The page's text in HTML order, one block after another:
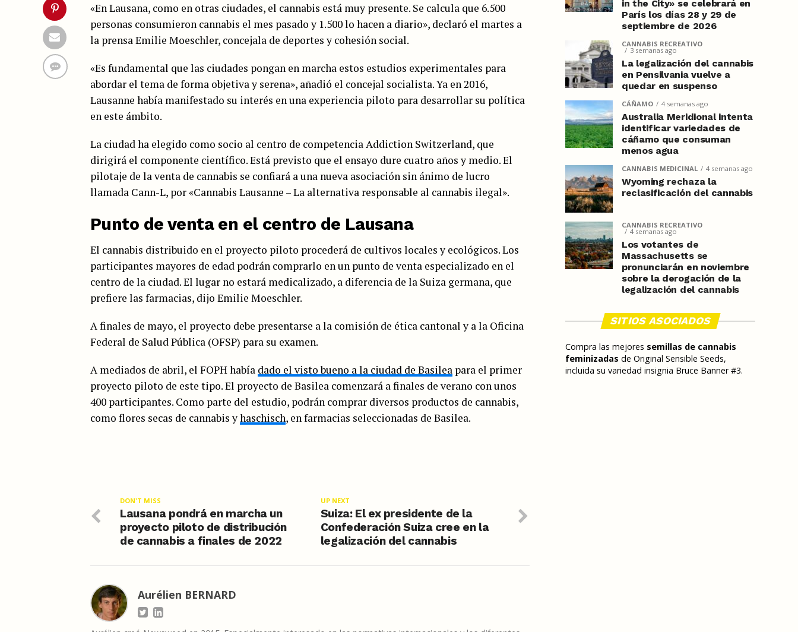
«En Lausana, como en otras ciudades, el cannabis está muy presente. Se calcula que 6.500
personas consumieron cannabis el mes pasado y 1.500 lo hacen a diario», declaró el martes a
la prensa Emilie Moeschler, concejala de deportes y cohesión social.
«Es fundamental que las ciudades pongan en marcha estos estudios experimentales para
abordar el tema de forma objetiva y serena», añadió el concejal socialista. Ya en 2016,
Lausanne había manifestado su interés en una experiencia piloto para desarrollar su política
en este ámbito.
La ciudad ha elegido como socio al centro de competencia Addiction Switzerland, que
dirigirá el componente científico. Está previsto que el ensayo dure cuatro años y medio. El
pilotaje de la venta de cannabis se confiará a una nueva asociación sin ánimo de lucro
llamada Cann-L, por «Cannabis Lausanne – La alternativa responsable al cannabis ilegal».
Punto de venta en el centro de Lausana
El cannabis distribuido en el proyecto piloto procederá de cultivos locales y ecológicos. Los
participantes mayores de edad podrán comprarlo en un punto de venta especializado en el
centro de la ciudad. El lugar no estará medicalizado, a diferencia de la Suiza germana, que
prefiere las farmacias, dijo Emilie Moeschler.
A finales de mayo, el proyecto debe presentarse a la comisión de ética cantonal y a la Oficina
Federal de Salud Pública (OFSP) para su examen.
A mediados de abril, el FOPH había dado el visto bueno a la ciudad de Basilea para el primer
proyecto piloto de este tipo. El proyecto de Basilea comenzará a finales de verano con unos
400 participantes. Como parte del estudio, podrán comprar diversos productos de cannabis,
como flores secas de cannabis yhaschisch, en farmacias seleccionadas de Basilea.
UP NEXT
Suiza: El ex presidente de la
Confederación Suiza cree en la
legalización del cannabis
DON'T MISS
Lausana pondrá en marcha un
proyecto piloto de distribución
de cannabis a finales de 2022
Aurélien BERNARD
in the City» se celebrará en
París los días 28 y 29 de
septiembre de 2026
CANNABIS RECREATIVO
3 semanas ago
La legalización del cannabis
en Pensilvania vuelve a
quedar en suspenso
CÁÑAMO 4 semanas ago
Australia Meridional intenta
identificar variedades de
cáñamo que consuman
menos agua
CANNABIS MEDICINAL 4 semanas ago
Wyoming rechaza la
reclasificación del cannabis
CANNABIS RECREATIVO
4 semanas ago
Los votantes de
Massachusetts se
pronunciarán en noviembre
sobre la derogación de la
legalización del cannabis
SITIOS ASOCIADOS
Compra las mejores semillas de cannabis
feminizadas de Original Sensible Seeds,
incluida su variedad insignia Bruce Banner #3.